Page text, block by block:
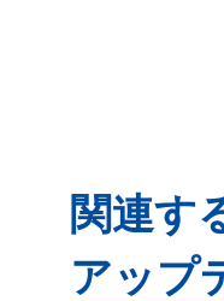
関連す
アップ